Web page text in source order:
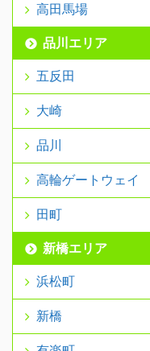
高田馬場
品川エリア
五反田
大崎
品川
高輪ゲートウェイ
田町
新橋エリア
浜松町
新橋